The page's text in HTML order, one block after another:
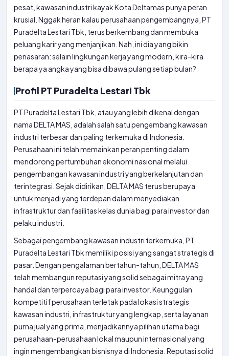
pesat, kawasan industri kayak Kota Deltamas punya peran
krusial. Nggak heran kalau perusahaan pengembangnya, PT
Puradelta Lestari Tbk, terus berkembang dan membuka
peluang karir yang menjanjikan. Nah, ini dia yang bikin
penasaran: selain lingkungan kerja yang modern, kira-kira
berapa ya angka yang bisa dibawa pulang setiap bulan?
Profil PT Puradelta Lestari Tbk
PT Puradelta Lestari Tbk, atau yang lebih dikenal dengan
nama DELTA MAS, adalah salah satu pengembang kawasan
industri terbesar dan paling terkemuka di Indonesia.
Perusahaan ini telah memainkan peran penting dalam
mendorong pertumbuhan ekonomi nasional melalui
pengembangan kawasan industri yang berkelanjutan dan
terintegrasi. Sejak didirikan, DELTA MAS terus berupaya
untuk menjadi yang terdepan dalam menyediakan
infrastruktur dan fasilitas kelas dunia bagi para investor dan
pelaku industri.
Sebagai pengembang kawasan industri terkemuka, PT
Puradelta Lestari Tbk memiliki posisi yang sangat strategis di
pasar. Dengan pengalaman bertahun-tahun, DELTA MAS
telah membangun reputasi yang solid sebagai mitra yang
handal dan terpercaya bagi para investor. Keunggulan
kompetitif perusahaan terletak pada lokasi strategis
kawasan industri, infrastruktur yang lengkap, serta layanan
purna jual yang prima, menjadikannya pilihan utama bagi
perusahaan-perusahaan lokal maupun internasional yang
ingin mengembangkan bisnisnya di Indonesia. Reputasi solid